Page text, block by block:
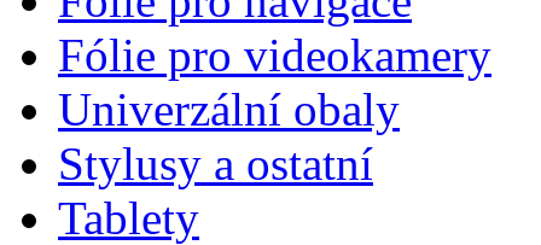
Fólie pro videokamery
Univerzální obaly
Stylusy a ostatní
Tablety